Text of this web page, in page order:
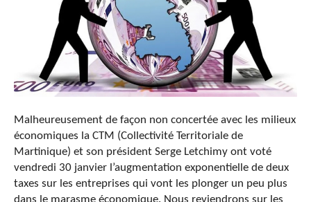
Malheureusement de façon non concertée avec les milieux
économiques la CTM (Collectivité Territoriale de
Martinique) et son président Serge Letchimy ont voté
vendredi 30 janvier l’augmentation exponentielle de deux
taxes sur les entreprises qui vont les plonger un peu plus
dans le marasme économique. Nous reviendrons sur les